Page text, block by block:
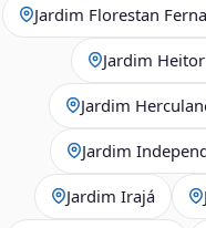
Jardim Florestan
Jardim
Jardim
Jardim
Jardim Irajá